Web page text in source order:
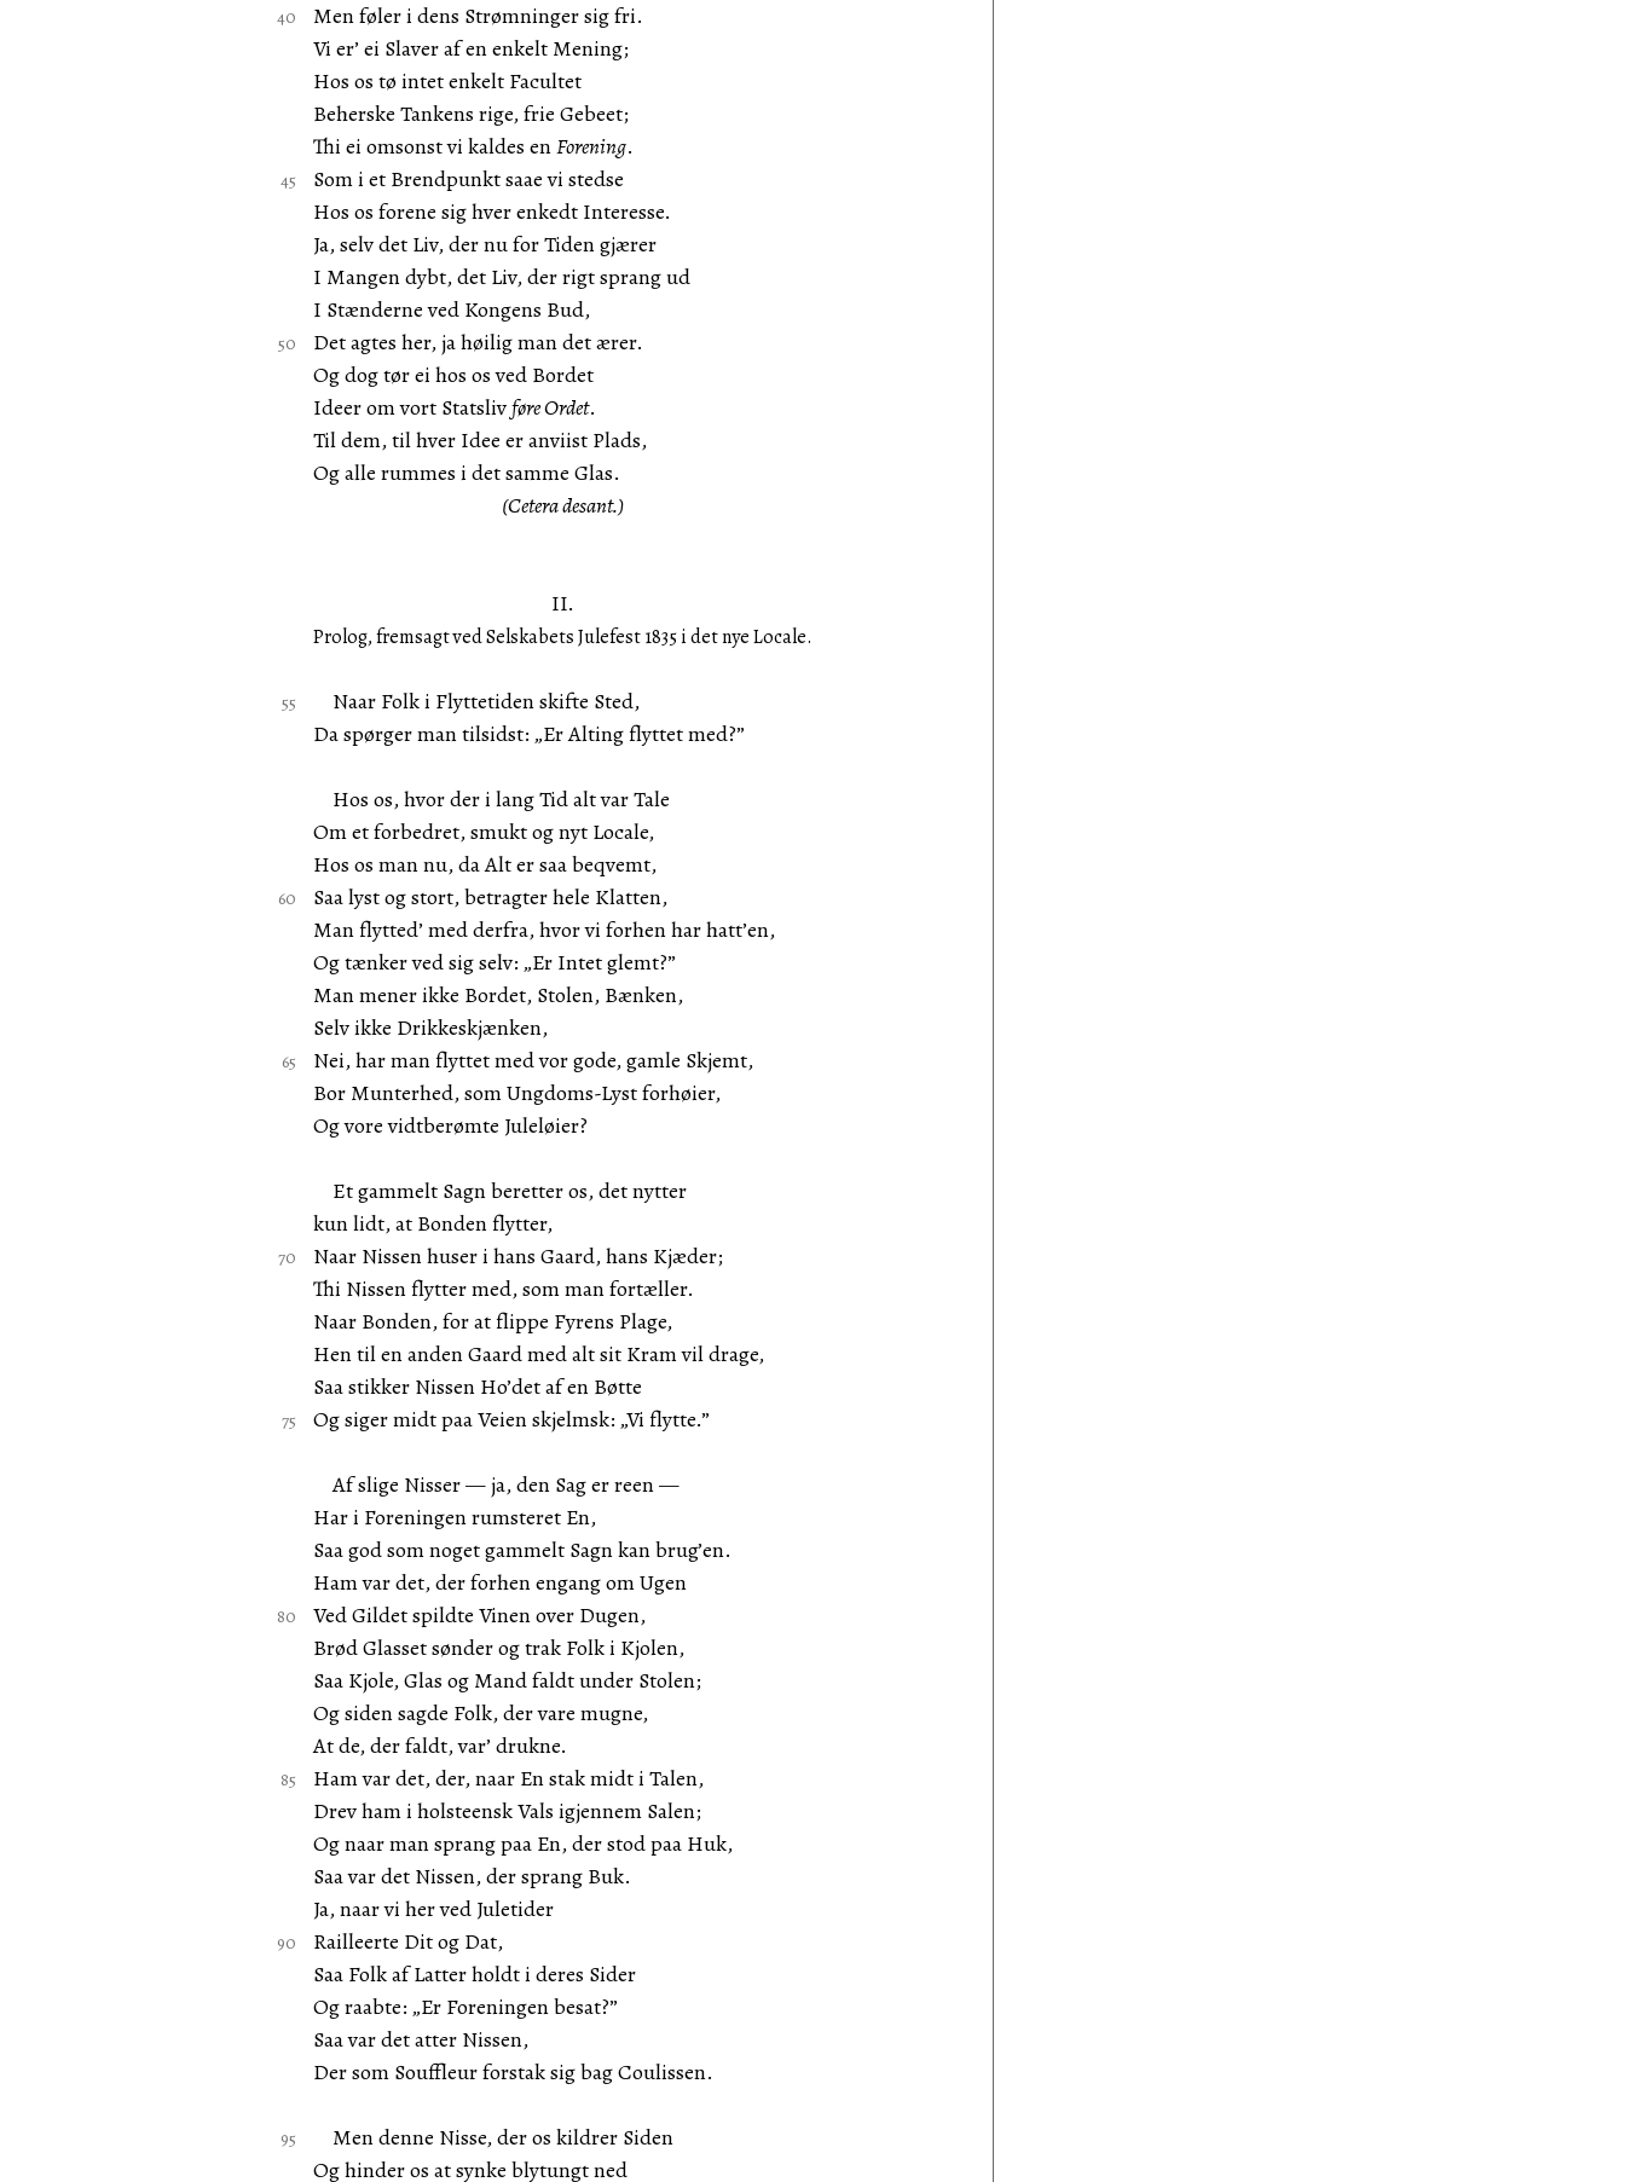
Men føler i dens Strømninger sig fri.
Vi er’ ei Slaver af en enkelt Mening;
Hos os tø intet enkelt Facultet
Beherske Tankens rige, frie Gebeet;
Thi ei omsonst vi kaldes enForening.
Som i et Brendpunkt saae vi stedse
Hos os forene sig hver enkedt Interesse.
Ja, selv det Liv, der nu for Tiden gjærer
I Mangen dybt, det Liv, der rigt sprang ud
I Stænderne ved Kongens Bud,
Det agtes her, ja høilig man det ærer.
Og dog tør ei hos os ved Bordet
Ideer om vort Statslivføre Ordet.
Til dem, til hver Idee er anviist Plads,
Og alle rummes i det samme Glas.
(Cetera desant.)
II.
Prolog, fremsagt ved Selskabets Julefest 1835 i det nye Locale.
Naar Folk i Flyttetiden skifte Sted,
Da spørger man tilsidst: „Er Alting flyttet med?”
Hos os, hvor der i lang Tid alt var Tale
Om et forbedret, smukt og nyt Locale,
Hos os man nu, da Alt er saa beqvemt,
Saa lyst og stort, betragter hele Klatten,
Man flytted’ med derfra, hvor vi forhen har hatt’en,
Og tænker ved sig selv: „Er Intet glemt?”
Man mener ikke Bordet, Stolen, Bænken,
Selv ikke Drikkeskjænken,
Nei, har man flyttet med vor gode, gamle Skjemt,
Bor Munterhed, som Ungdoms-Lyst forhøier,
Og vore vidtberømte Juleløier?
Et gammelt Sagn beretter os, det nytter
kun lidt, at Bonden flytter,
Naar Nissen huser i hans Gaard, hans Kjæder;
Thi Nissen flytter med, som man fortæller.
Naar Bonden, for at flippe Fyrens Plage,
Hen til en anden Gaard med alt sit Kram vil drage,
Saa stikker Nissen Ho’det af en Bøtte
Og siger midt paa Veien skjelmsk: „Vi flytte.”
Af slige Nisser — ja, den Sag er reen —
Har i Foreningen rumsteret En,
Saa god som noget gammelt Sagn kan brug’en.
Ham var det, der forhen engang om Ugen
Ved Gildet spildte Vinen over Dugen,
Brød Glasset sønder og trak Folk i Kjolen,
Saa Kjole, Glas og Mand faldt under Stolen;
Og siden sagde Folk, der vare mugne,
At de, der faldt, var’ drukne.
Ham var det, der, naar En stak midt i Talen,
Drev ham i holsteensk Vals igjennem Salen;
Og naar man sprang paa En, der stod paa Huk,
Saa var det Nissen, der sprang Buk.
Ja, naar vi her ved Juletider
Railleerte Dit og Dat,
Saa Folk af Latter holdt i deres Sider
Og raabte: „Er Foreningen besat?”
Saa var det atter Nissen,
Der som Souffleur forstak sig bag Coulissen.
Men denne Nisse, der os kildrer Siden
Og hinder os at synke blytungt ned